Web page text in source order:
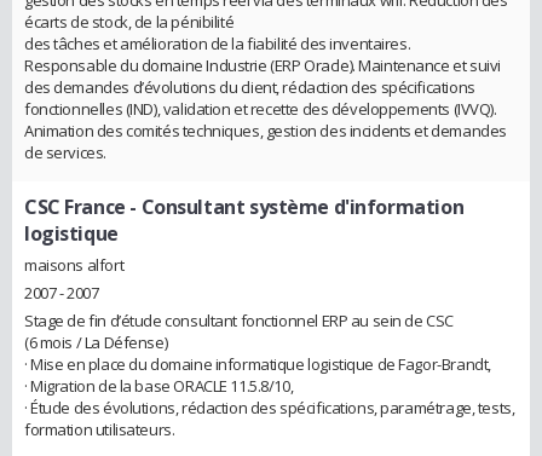
écarts de stock, de la pénibilité
des tâches et amélioration de la fiabilité des inventaires.
Responsable du domaine Industrie (ERP Oracle). Maintenance et suivi
des demandes d’évolutions du client, rédaction des spécifications
fonctionnelles (IND), validation et recette des développements (IVVQ).
Animation des comités techniques, gestion des incidents et demandes
de services.
CSC France - Consultant système d'information
logistique
maisons alfort
2007 - 2007
Stage de fin d’étude consultant fonctionnel ERP au sein de CSC
(6 mois / La Défense)
· Mise en place du domaine informatique logistique de Fagor-Brandt,
· Migration de la base ORACLE 11.5.8/10,
· Étude des évolutions, rédaction des spécifications, paramétrage, tests,
formation utilisateurs.